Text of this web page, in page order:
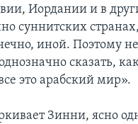
Иордании и в
суннитских
иной. Поэтому
сказать,
это арабский мир».
Зинни, ясно